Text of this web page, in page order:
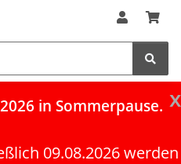
x
in Sommerpause.
09.08.2026 werden